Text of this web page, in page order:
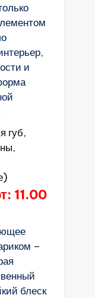
и
губ,
11.00
–
блеск